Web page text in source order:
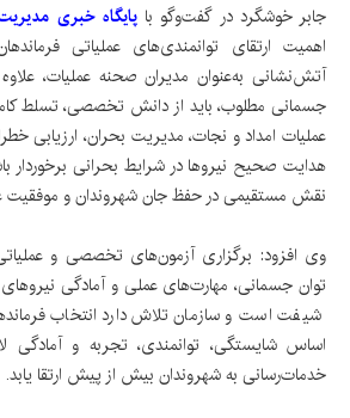
جابر خوشگرد در گفت‌وگو با پایگاه خبری
اهمیت ارتقای توانمندی‌های عملیاتی
آتش‌نشانی به‌عنوان مدیران صحنه عملیات،
جسمانی مطلوب، باید از دانش تخصصی، تسلط
عملیات امداد و نجات، مدیریت بحران، ارزیابی
هدایت صحیح نیروها در شرایط بحرانی برخوردار
نقش مستقیمی در حفظ جان شهروندان و موفقیت
وی افزود: برگزاری آزمون‌های تخصصی و
توان جسمانی، مهارت‌های عملی و آمادگی
شیفت است و سازمان تلاش دارد انتخاب
اساس شایستگی، توانمندی، تجربه و آمادگی
خدمات‌رسانی به شهروندان بیش از پیش ارتقا یابد.